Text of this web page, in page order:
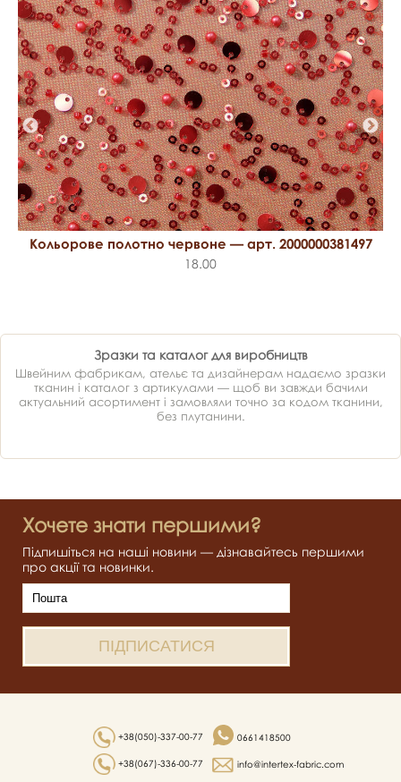
Кольорове полотно червоне — арт. 2000000381497
18.00
Зразки та каталог для виробництв
Швейним фабрикам, ательє та дизайнерам надаємо зразки
тканин і каталог з артикулами — щоб ви завжди бачили
актуальний асортимент і замовляли точно за кодом тканини,
без плутанини.
Хочете знати першими?
Підпишіться на наші новини — дізнавайтесь першими
про акції та новинки.
+38(050)-337-00-77
+38(067)-336-00-77
0661418500
info@intertex-fabric.com